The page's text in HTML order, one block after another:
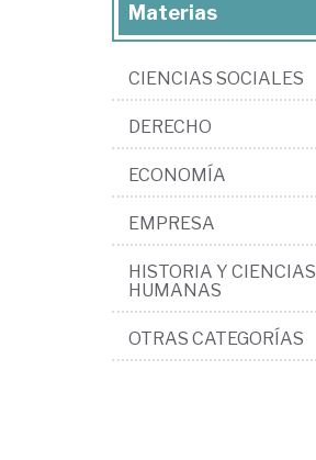
Materias
CIENCIAS SOCIALES
DERECHO
ECONOMÍA
EMPRESA
HISTORIA Y CIENCIAS
HUMANAS
OTRAS CATEGORÍAS